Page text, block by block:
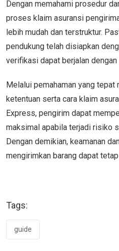
Dengan memahami prosedur
proses klaim asuransi
lebih mudah dan terstruktur.
pendukung telah disiapkan
verifikasi dapat berjalan dengan
Melalui pemahaman yang tepat
ketentuan serta cara klaim
Express, pengirim dapat
maksimal apabila terjadi risiko
Dengan demikian, keamanan
mengirimkan barang dapat
Tags:
guide